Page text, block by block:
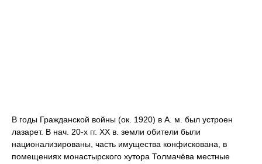
В годы Гражданской войны (ок. 1920) в А. м. был устроен
лазарет. В нач. 20-х гг. ХХ в. земли обители были
национализированы, часть имущества конфискована, в
помещениях монастырского хутора Толмачёва местные